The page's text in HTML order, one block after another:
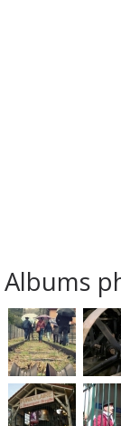
Albums